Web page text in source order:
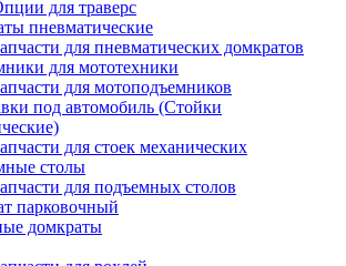
для траверс
пневматические
для пневматических домкратов
для мототехники
для мотоподъемников
под автомобиль (Стойки
для стоек механических
столы
для подъемных столов
парковочный
домкраты